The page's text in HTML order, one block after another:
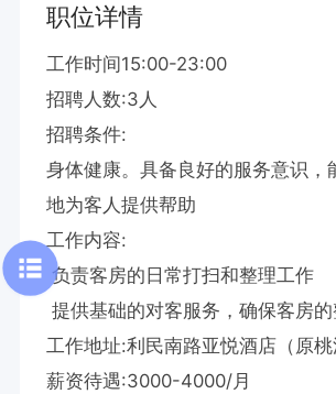
职位详情
工作时间15:00-23:00
招聘人数:3人
招聘条件:
身体健康。具备良好的服务意识，
地为客人提供帮助
工作内容:
提供基础的对客服务，确保客房的整洁和舒适
工作地址:利民南路亚悦酒店（原桃
薪资待遇:3000-4000/月